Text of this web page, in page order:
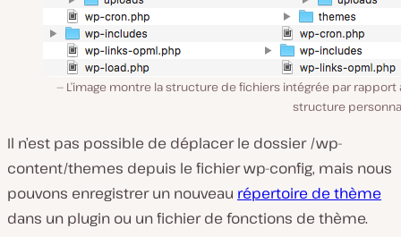
L’image montre la structure de fichiers intégrée par rapport
structure
Il n’est pas possible de déplacer le dossier/wp-
content/themes depuis le fichier wp-config, mais nous
pouvons enregistrer un nouveau répertoire de thème
dans un plugin ou un fichier de fonctions de thème.